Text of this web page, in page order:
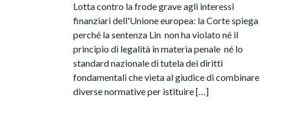
Lotta contro la frode grave agli interessi
finanziari dell'Unione europea: la Corte spiega
perché la sentenza Lin non ha violato né il
principio di legalità in materia penale né lo
standard nazionale di tutela dei diritti
fondamentali che vieta al giudice di combinare
diverse normative per istituire […]